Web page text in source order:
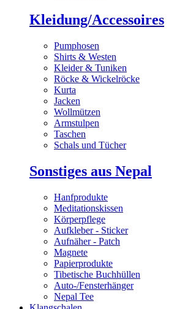
Kleidung/Accessoires
Pumphosen
Shirts & Westen
Kleider & Tuniken
Röcke & Wickelröcke
Kurta
Jacken
Wollmützen
Armstulpen
Taschen
Schals und Tücher
Sonstiges aus Nepal
Hanfprodukte
Meditationskissen
Körperpflege
Aufkleber - Sticker
Aufnäher - Patch
Magnete
Papierprodukte
Tibetische Buchhüllen
Auto-/Fensterhänger
Nepal Tee